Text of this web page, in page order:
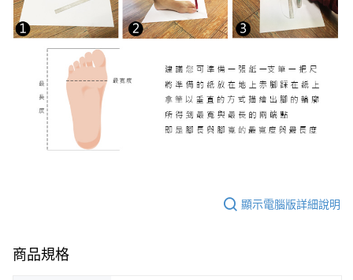
顯示電腦版詳細說明
商品規格